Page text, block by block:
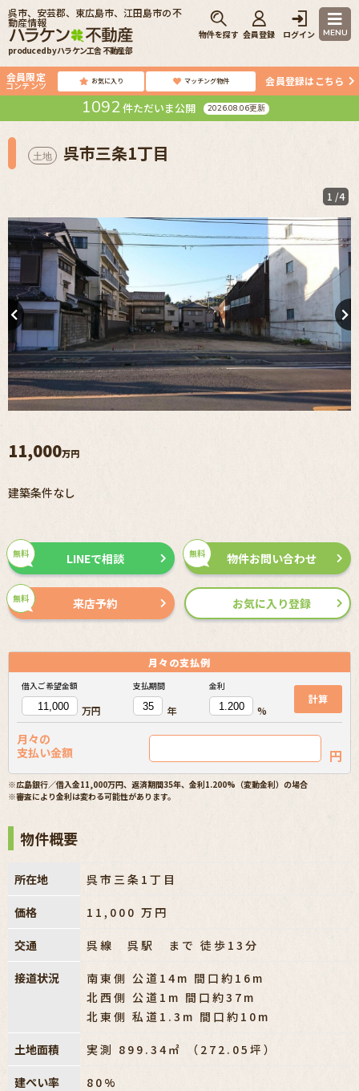
produced by ハラケン工舎 不動産部
呉市、安芸郡、東広島市、江田島市の不
動産情報
物件を探す 会員登録 ログイン MENU
会員限定
コンテンツ お気に入り マッチング物件 会員登録はこちら
1092件ただいま公開 2026.08.06更新
土地 呉市三条1丁目
1 /4
11,000万円
建築条件なし
無料 物件お問い合わせ
無料 LINEで相談
無料 来店予約 お気に入り登録
月々の支払例
借入ご希望金額
万円
支払期間
年
金利
%
計算
月々の
支払い金額
円
※広島銀行／借入金11,000万円、返済期間35年、金利1.200%（変動金利）の場合
※審査により金利は変わる可能性があります。
物件概要
所在地 呉市三条1丁目
価格 11,000 万円
交通 呉線 呉駅 まで 徒歩13分
接道状況
南東側 公道14m 間口約16m
北西側 公道1m 間口約37m
北東側 私道1.3m 間口約10m
土地面積 実測 899.34㎡ （272.05坪）
建ぺい率 80%